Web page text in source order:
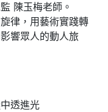
陳玉梅老師。
律，用藝術實踐轉
響眾人的動人旅
透進光